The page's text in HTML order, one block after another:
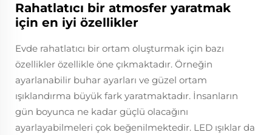
Rahatlatıcı bir atmosfer yaratmak
için en iyi özellikler
Evde rahatlatıcı bir ortam oluşturmak için bazı
özellikler özellikle öne çıkmaktadır. Örneğin
ayarlanabilir buhar ayarları ve güzel ortam
ışıklandırma büyük fark yaratmaktadır. İnsanların
gün boyunca ne kadar güçlü olacağını
ayarlayabilmeleri çok beğenilmektedir. LED ışıklar da